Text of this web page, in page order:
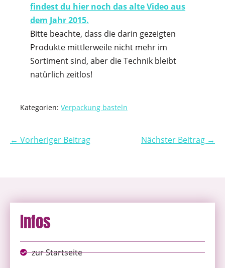
findest du hier noch das alte Video aus
dem Jahr 2015.
Bitte beachte, dass die darin gezeigten
Produkte mittlerweile nicht mehr im
Sortiment sind, aber die Technik bleibt
natürlich zeitlos!
Kategorien: Verpackung basteln
← Vorheriger Beitrag Nächster Beitrag →
Infos
zur Startseite